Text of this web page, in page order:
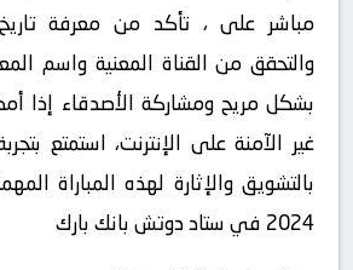
مباشر على ، تأكد من معرفة تاريخ
والتحقق من القناة المعنية واسم
بشكل مريح ومشاركة الأصدقاء إذا
غير الآمنة على الإنترنت، استمتع
بالتشويق والإثارة لهذه المباراة
2024 في ستاد دوتش بانك بارك